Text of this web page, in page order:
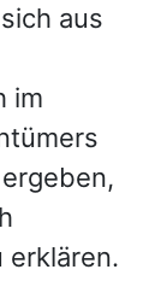
aus
im
erklären.